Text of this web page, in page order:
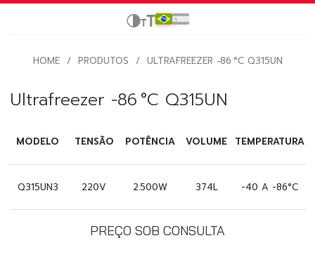
HOME / PRODUTOS / ULTRAFREEZER −86 °C Q315UN
Ultrafreezer −86 °C Q315UN
MODELO TENSÃO POTÊNCIA VOLUME TEMPERATURA
Q315UN3 220V 2.500W 374L -40 A -86°C
PREÇO SOB CONSULTA